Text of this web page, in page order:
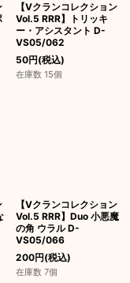
【Vクランコレクション
Vol.5 RRR】トリッキ
ー・アシスタント D-
VS05/062
50円(税込)
在庫数 15個
【Vクランコレクション
Vol.5 RRR】Duo 小悪魔
の角 ウラル D-
VS05/066
200円(税込)
在庫数 7個